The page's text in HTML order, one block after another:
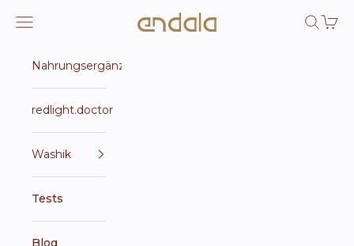
Endala e-shop
Navigationsmenü öffnen Suche
Nahrungsergänzungsmittel
redlight.doctor
Washik
Tests
Blog